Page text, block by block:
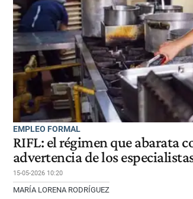
EMPLEO FORMAL
RIFL: el régimen que abarata
advertencia de los
15-05-2026 10:20
MARÍA LORENA RODRÍGUEZ